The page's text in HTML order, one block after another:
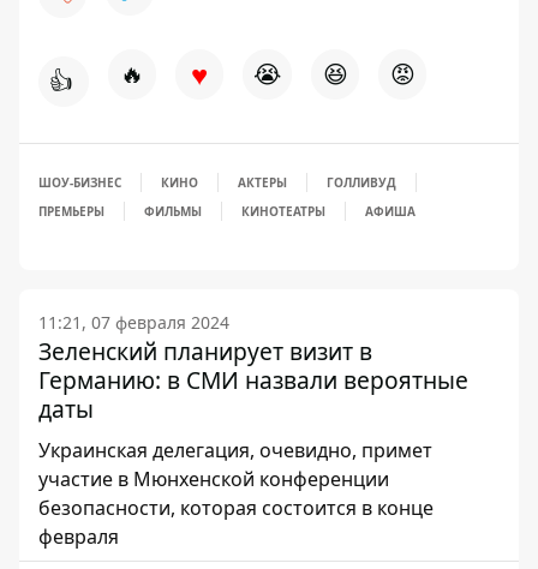
👍 🔥 ♥ 😭 😆 😡
ШОУ-БИЗНЕС КИНО АКТЕРЫ
ГОЛЛИВУД
ПРЕМЬЕРЫ
ФИЛЬМЫ КИНОТЕАТРЫ АФИША
11:21, 07 февраля 2024
Зеленский планирует визит в
Германию: в СМИ назвали вероятные
даты
Украинская делегация, очевидно, примет
участие в Мюнхенской конференции
безопасности, которая состоится в конце
февраля